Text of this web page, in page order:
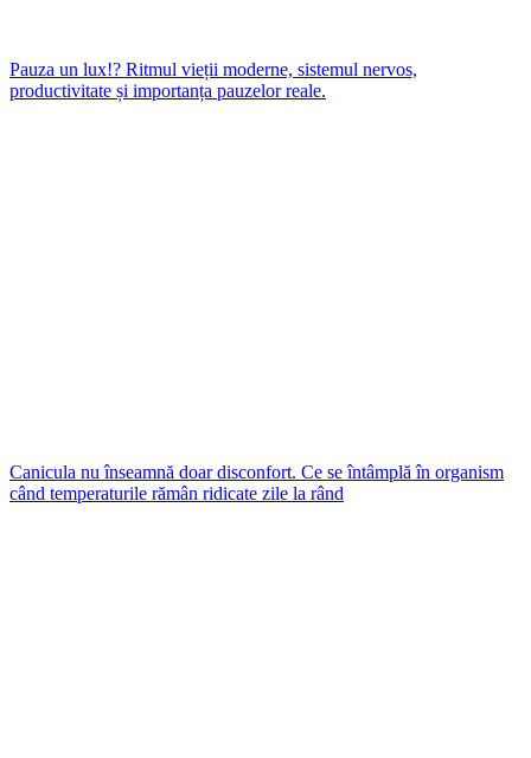
Pauza un lux!? Ritmul vieții moderne, sistemul nervos,
productivitate și importanța pauzelor reale.
Canicula nu înseamnă doar disconfort. Ce se întâmplă în organism
când temperaturile rămân ridicate zile la rând